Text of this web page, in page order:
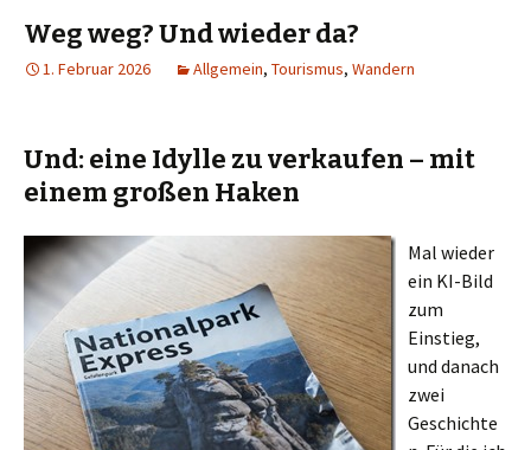
Weg weg? Und wieder da?
1. Februar 2026 Allgemein, Tourismus, Wandern
Und: eine Idylle zu verkaufen – mit
einem großen Haken
Mal wieder
ein KI-Bild
zum
Einstieg,
und danach
zwei
Geschichte